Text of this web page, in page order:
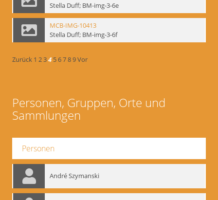
Stella Duff; BM-img-3-6e
MCB-IMG-10413
Stella Duff; BM-img-3-6f
Zurück 1 234 56789Vor
Personen, Gruppen, Orte und
Sammlungen
Personen
André Szymanski